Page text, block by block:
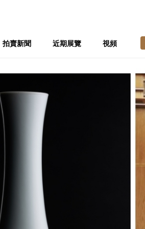
拍賣新聞 近期展覽 視頻